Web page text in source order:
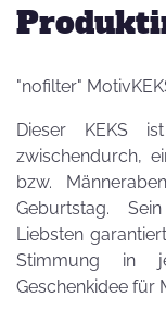
"nofilter"
Dieser KEKS
zwischendurch,
bzw.
Geburtstag.
Liebsten
Stimmung in
Geschenkidee für